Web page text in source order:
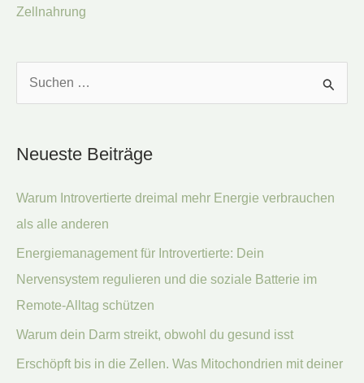
Zellnahrung
h
n
n
a
c
h
:
Neueste Beiträge
Warum Introvertierte dreimal mehr Energie verbrauchen
als alle anderen
Energiemanagement für Introvertierte: Dein
Nervensystem regulieren und die soziale Batterie im
Remote-Alltag schützen
Warum dein Darm streikt, obwohl du gesund isst
Erschöpft bis in die Zellen. Was Mitochondrien mit deiner